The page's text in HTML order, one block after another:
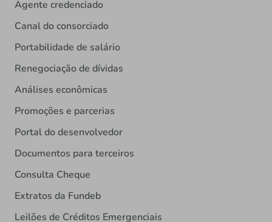
Agente credenciado
Canal do consorciado
Portabilidade de salário
Renegociação de dívidas
Análises econômicas
Promoções e parcerias
Portal do desenvolvedor
Documentos para terceiros
Consulta Cheque
Extratos da Fundeb
Leilões de Créditos Emergenciais